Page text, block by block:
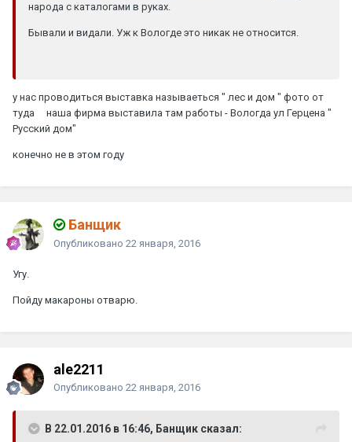
народа с каталогами в руках.
Бывали и видали. Уж к Вологде это никак не относится.
у нас проводиться выставка называеться " лес и дом " фото от
туда наша фирма выставила там работы - Вологда ул Герцена "
Русский дом"
конечно не в этом году
Банщик
Опубликовано 22 января, 2016
Угу.
Пойду макароны отварю.
ale2211
Опубликовано 22 января, 2016
В 22.01.2016 в 16:46, Банщик сказал: